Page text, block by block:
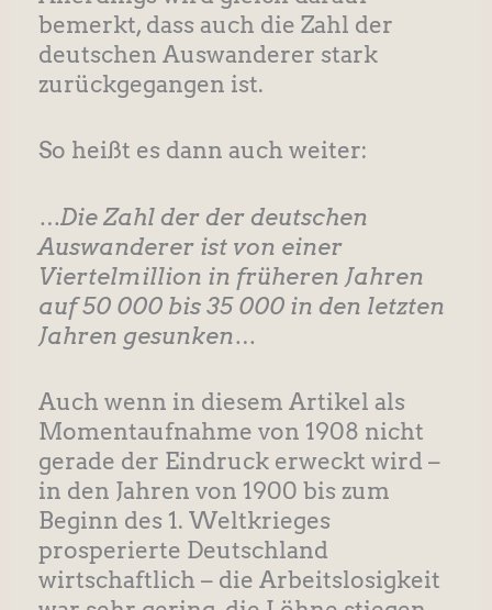
bemerkt, dass auch die Zahl der
deutschen Auswanderer stark
zurückgegangen ist.
So heißt es dann auch weiter:
…Die Zahl der der deutschen
Auswanderer ist von einer
Viertelmillion in früheren Jahren
auf 50 000 bis 35 000 in den letzten
Jahren gesunken…
Auch wenn in diesem Artikel als
Momentaufnahme von 1908 nicht
gerade der Eindruck erweckt wird –
in den Jahren von 1900 bis zum
Beginn des 1. Weltkrieges
prosperierte Deutschland
wirtschaftlich – die Arbeitslosigkeit